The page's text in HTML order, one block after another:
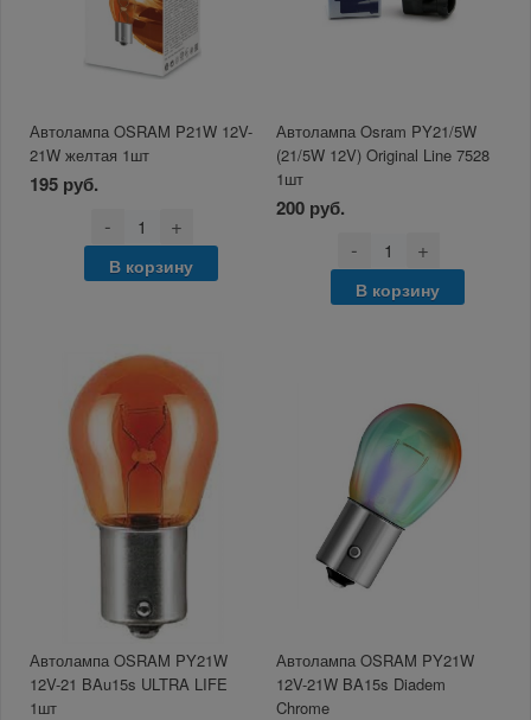
Автолампа OSRAM P21W 12V-
21W желтая 1шт
195 руб.
- +
В корзину
Автолампа Osram PY21/5W
(21/5W 12V) Original Line 7528
1шт
200 руб.
- +
В корзину
Автолампа OSRAM PY21W
12V-21 BAu15s ULTRA LIFE
1шт
Автолампа OSRAM PY21W
12V-21W BA15s Diadem
Chrome